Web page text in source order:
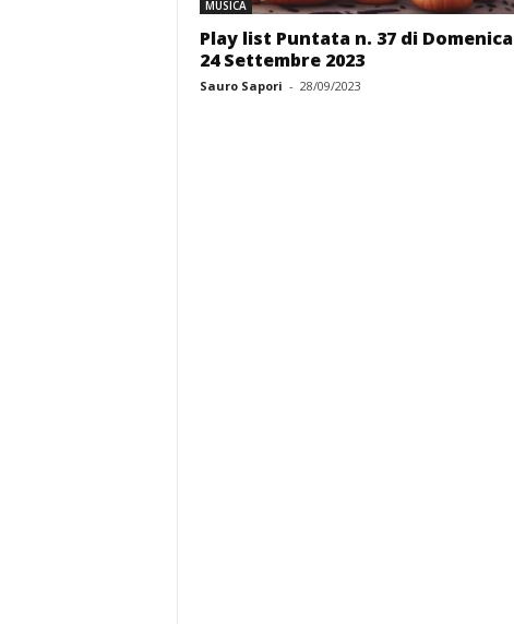
MUSICA
Play list Puntata n. 37 di Domenica
24 Settembre 2023
Sauro Sapori - 28/09/2023